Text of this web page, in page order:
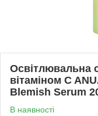
Освітлювальна
вітаміном C
Blemish Serum
В наявності